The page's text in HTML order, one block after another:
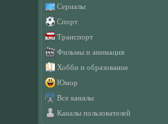
Сериалы
Спорт
Транспорт
Фильмы и анимация
Хобби и образование
Юмор
Все каналы
Каналы пользователей